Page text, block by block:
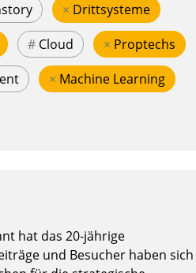
× Drittsysteme
# Cloud × Proptechs
× Machine Learning
hat das 20-jährige
und Besucher haben sich